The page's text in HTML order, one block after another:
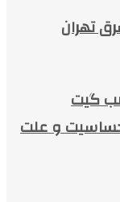
تهران
گیت
و علت